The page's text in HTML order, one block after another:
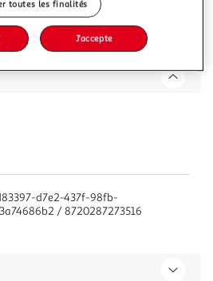
d7e2-437f-98fb-
/ 8720287273516
toutes les finalités
J'accepte